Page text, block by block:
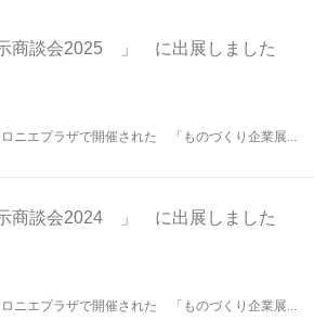
商談会2025 」 に出展しました
ニエプラザで開催された 「ものづくり企業展...
商談会2024 」 に出展しました
ニエプラザで開催された 「ものづくり企業展...